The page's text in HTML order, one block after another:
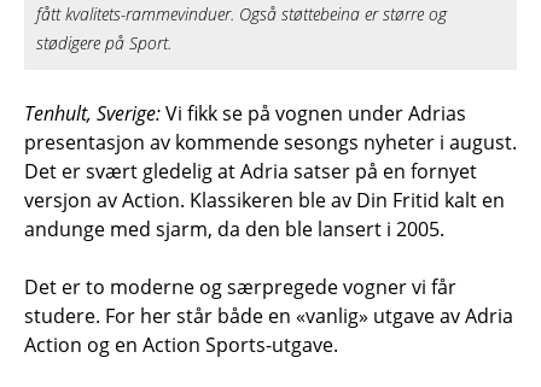
fått kvalitets-rammevinduer. Også støttebeina er større og
stødigere på Sport.
Tenhult, Sverige:Vi fikk se på vognen under Adrias
presentasjon av kommende sesongs nyheter i august.
Det er svært gledelig at Adria satser på en fornyet
versjon av Action. Klassikeren ble av Din Fritid kalt en
andunge med sjarm, da den ble lansert i 2005.
Det er to moderne og særpregede vogner vi får
studere. For her står både en «vanlig» utgave av Adria
Action og en Action Sports-utgave.